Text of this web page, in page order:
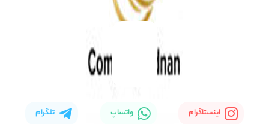
اینستاگرام واتساپ تلگرام